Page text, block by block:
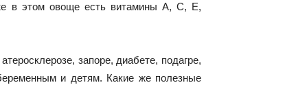
в этом овоще есть витамины А, С, Е,
запоре, диабете, подагре,
и детям. Какие же полезные